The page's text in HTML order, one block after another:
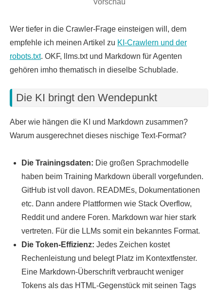
Vorschau
Wer tiefer in die Crawler-Frage einsteigen will, dem
empfehle ich meinen Artikel zu KI-Crawlern und der
robots.txt. OKF, llms.txt und Markdown für Agenten
gehören imho thematisch in dieselbe Schublade.
Die KI bringt den Wendepunkt
Aber wie hängen die KI und Markdown zusammen?
Warum ausgerechnet dieses nischige Text-Format?
Die Trainingsdaten: Die großen Sprachmodelle
haben beim Training Markdown überall vorgefunden.
GitHub ist voll davon. READMEs, Dokumentationen
etc. Dann andere Plattformen wie Stack Overflow,
Reddit und andere Foren. Markdown war hier stark
vertreten. Für die LLMs somit ein bekanntes Format.
Die Token-Effizienz: Jedes Zeichen kostet
Rechenleistung und belegt Platz im Kontextfenster.
Eine Markdown-Überschrift verbraucht weniger
Tokens als das HTML-Gegenstück mit seinen Tags